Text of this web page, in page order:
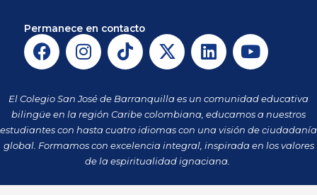
Permanece en contacto
F
a
e
b
o
o
I
n
t
a
g
r
a
m
T
i
t
o
k
X
-
w
i
t
t
e
r
L
i
k
e
d
i
n
Y
o
t
u
b
e
El Colegio San José de Barranquilla es un comunidad educativa
bilingüe en la región Caribe colombiana, educamos a nuestros
estudiantes con hasta cuatro idiomas con una visión de ciudadanía
global. Formamos con excelencia integral, inspirada en los valores
de la espiritualidad ignaciana.